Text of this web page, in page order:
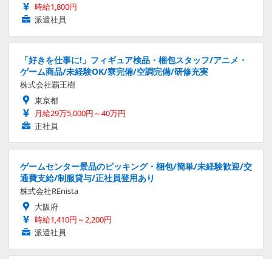
時給1,800円
派遣社員
「好きを仕事に!」フィギュア検品・梱包スタッフ/アニメ・
ゲーム商品/未経験OK/寮完備/空調完備/研修充実
株式会社覇王樹
東京都
月給29万5,000円～40万円
正社員
ゲームセンター景品のピッキング・梱包/簡単/未経験歓迎/交
通費支給/制服貸与/正社員登用あり
株式会社REnista
大阪府
時給1,410円～2,200円
派遣社員